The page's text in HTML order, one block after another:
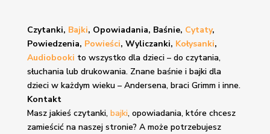
Czytanki, Bajki, Opowiadania, Baśnie, Cytaty,
Powiedzenia, Powieści, Wyliczanki, Kołysanki,
Audiobooki to wszystko dla dzieci – do czytania,
słuchania lub drukowania. Znane baśnie i bajkidla
dzieci w każdym wieku – Andersena, braci Grimm i inne.
Kontakt
Masz jakieś czytanki, bajki, opowiadania, które chcesz
zamieścić na naszej stronie? A może potrzebujesz